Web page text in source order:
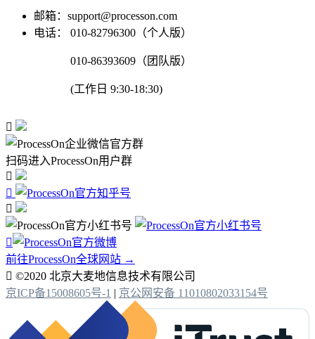
邮箱：support@processon.com
电话：
010-82796300（个人版）
010-86393609（团队版）
(工作日 9:30-18:30)

扫码进入ProcessOn用户群




前往ProcessOn全球网站 →
 ©2020 北京大麦地信息技术有限公司
京ICP备15008605号-1 | 京公网安备 11010802033154号